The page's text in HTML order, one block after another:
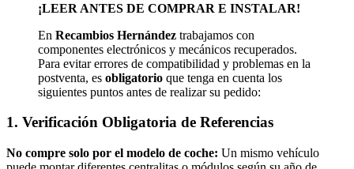
(2003-
quantity
¡LEER ANTES DE COMPRAR E INSTALAR!
En Recambios Hernández trabajamos con
componentes electrónicos y mecánicos recuperados.
Para evitar errores de compatibilidad y problemas en la
postventa, es obligatorio que tenga en cuenta los
siguientes puntos antes de realizar su pedido:
1. Verificación Obligatoria de Referencias
No compre solo por el modelo de coche: Un mismo vehículo